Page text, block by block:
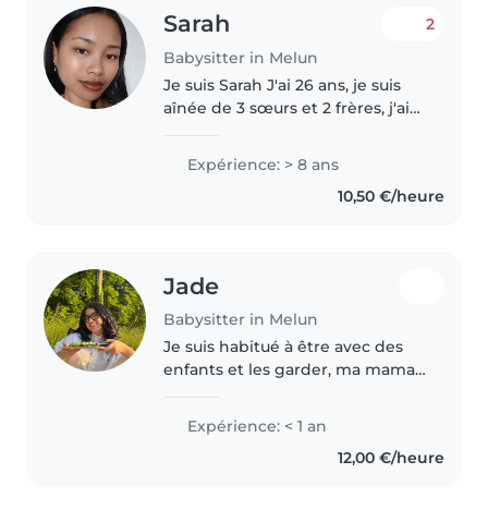
Sarah
Babysitter in Melun
2
Je suis Sarah J'ai 26 ans, je suis
aînée de 3 sœurs et 2 frères, j'ai
beaucoup. Je suis souriante et
Expérience: > 8 ans
10,50 €/heure
Jade
Babysitter in Melun
Je suis habitué à être avec des
enfants et les garder, ma maman
donc j'ai toujours été avec des
enfants et en grandissant j'ai
commencé à moi même en..
Expérience: < 1 an
12,00 €/heure